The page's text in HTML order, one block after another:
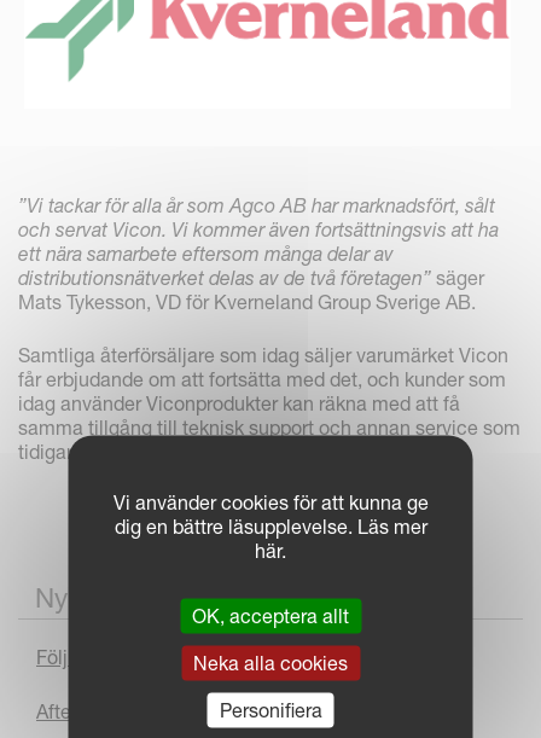
”Vi tackar för alla år som Agco AB har marknadsfört, sålt
och servat Vicon. Vi kommer även fortsättningsvis att ha
ett nära samarbete eftersom många delar av
distributionsnätverket delas av de två företagen” säger
Mats Tykesson, VD för Kverneland Group Sverige AB.
Samtliga återförsäljare som idag säljer varumärket Vicon
får erbjudande om att fortsätta med det, och kunder som
idag använder Viconprodukter kan räkna med att få
samma tillgång till teknisk support och annan service som
tidigare.
Nyhetsarkiv
Följ Kverneland Group på facebook
After Sales
Vi använder cookies för att kunna ge
dig en bättre läsupplevelse. Läs mer
här.
OK, acceptera allt
Neka alla cookies
Personifiera